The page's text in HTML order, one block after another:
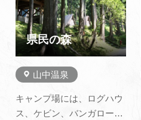
せず、素材の味を大切にし
たお菓子づくりを心がけ、
伝統の味を守りながらも、
時代に応…
県民の森
山中温泉
キャンプ場には、ログハウ
ス、ケビン、バンガロー、